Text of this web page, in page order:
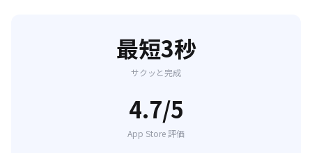
最短3秒
サクッと完成
4.7/5
App Store 評価